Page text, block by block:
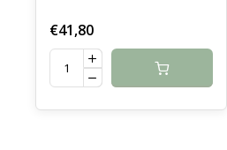
€41,80